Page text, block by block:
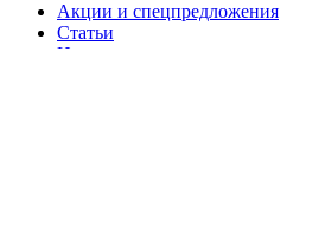
Акции и спецпредложения
Статьи
Новости